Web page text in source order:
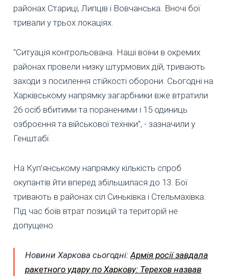
районах Стариці, Липців і Вовчанська. Вночі бої
тривали у трьох локаціях.
"Ситуація контрольована. Наші воїни в окремих
районах провели низку штурмових дій, тривають
заходи з посилення стійкості оборони. Сьогодні на
Харківському напрямку загарбники вже втратили
26 осіб вбитими та пораненими і 15 одиниць
озброєння та військової техніки", - зазначили у
Генштабі.
На Куп’янському напрямку кількість спроб
окупантів йти вперед збільшилася до 13. Бої
тривають в районах сіл Синьківка і Стельмахівка.
Під час боїв втрат позицій та територій не
допущено.
Новини Харкова сьогодні: Армія росії завдала
ракетного удару по Харкову: Терехов назвав